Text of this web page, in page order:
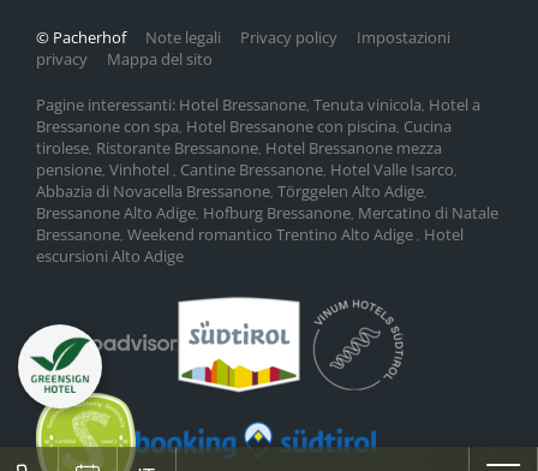
Pagine interessanti: Hotel Bressanone Tenuta vinicola Hotel a
Bressanone con spa Hotel Bressanone con piscina Cucina
tirolese Ristorante Bressanone Hotel Bressanone mezza
pensione Vinhotel Cantine Bressanone Hotel Valle Isarco
Abbazia di Novacella Bressanone Törggelen Alto Adige
Bressanone Alto Adige Hofburg Bressanone Mercatino di Natale
Bressanone Weekend romantico Trentino Alto Adige Hotel
escursioni Alto Adige
© Pacherhof Note legali Privacy policy
Impostazioni
privacy
Mappa del sito